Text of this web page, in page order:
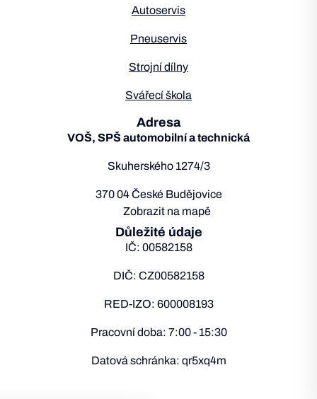
Autoservis
Pneuservis
Strojní dílny
Svářecí škola
Adresa
VOŠ, SPŠ automobilní a technická
Skuherského 1274/3
370 04 České Budějovice
Zobrazit na mapě
Důležité údaje
IČ: 00582158
DIČ: CZ00582158
RED-IZO: 600008193
Pracovní doba: 7:00 - 15:30
Datová schránka: qr5xq4m